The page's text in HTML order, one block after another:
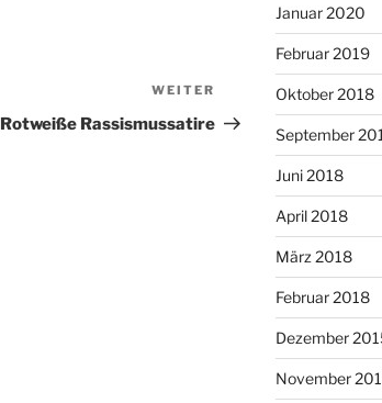
Nächster
Beitrag
WEITER
Rotweiße Rassismussatire
Januar 2020
Februar 2019
Oktober 2018
September
Juni 2018
April 2018
März 2018
Februar 2018
Dezember
November